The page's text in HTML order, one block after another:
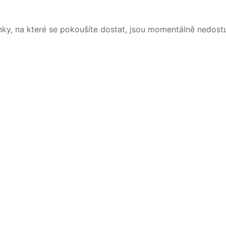
na které se pokoušíte dostat, jsou momentálně